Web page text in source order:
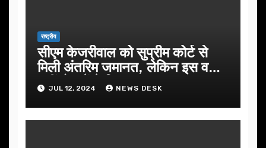
राष्ट्रीय
सीएम केजरीवाल को सुप्रीम कोर्ट से
मिली अंतरिम जमानत, लेकिन इस वजह
नहीं हो सकेंगे रिहा
JUL 12, 2024 NEWS DESK